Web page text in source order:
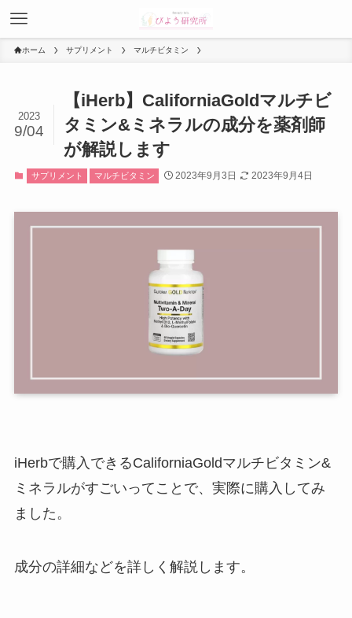
ホーム サプリメント マルチビタミン
【iHerb】CaliforniaGoldマルチビ
タミン&ミネラルの成分を薬剤師
が解説します
2023
9/04
サプリメント マルチビタミン 2023年9月3日 2023年9月4日
iHerbで購入できるCaliforniaGoldマルチビタミン&
ミネラルがすごいってことで、実際に購入してみ
ました。
成分の詳細などを詳しく解説します。